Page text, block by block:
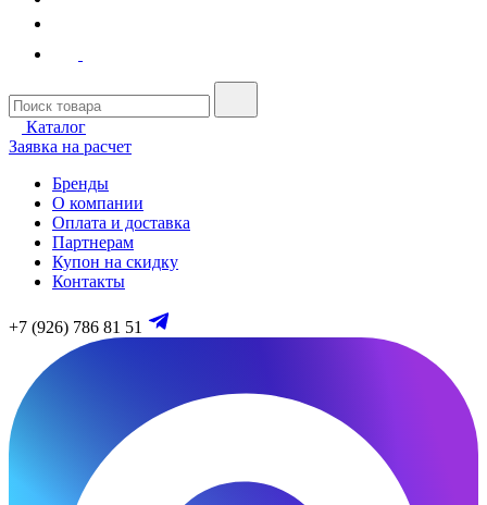
Каталог
Заявка на расчет
Бренды
О компании
Оплата и доставка
Партнерам
Купон на скидку
Контакты
+7 (926) 786 81 51